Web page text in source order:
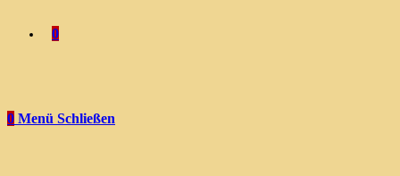
0
0 Menü Schließen